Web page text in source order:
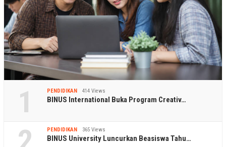
1 PENDIDIKAN 414 Views
BINUS International Buka Program Creativ…
PENDIDIKAN 365 Views
BINUS University Luncurkan Beasiswa Tahu…